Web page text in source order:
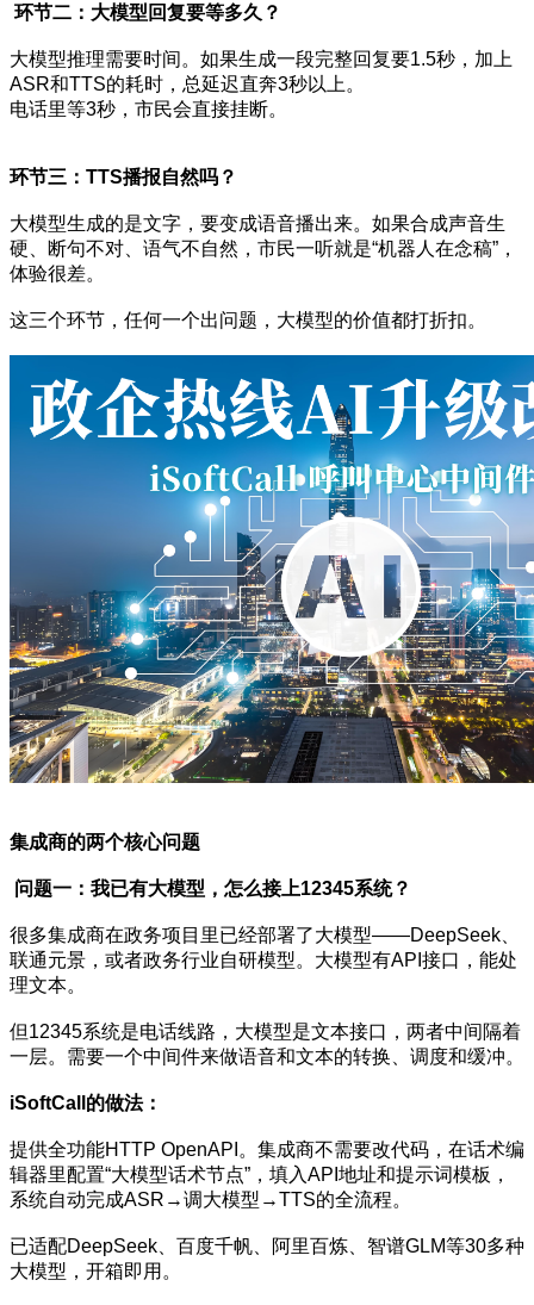
环节二：大模型回复要等多久？
大模型推理需要时间。如果生成一段完整回复要1.5秒，加上
ASR和TTS的耗时，总延迟直奔3秒以上。
电话里等3秒，市民会直接挂断。
环节三：TTS播报自然吗？
大模型生成的是文字，要变成语音播出来。如果合成声音生
硬、断句不对、语气不自然，市民一听就是“机器人在念稿”，
体验很差。
这三个环节，任何一个出问题，大模型的价值都打折扣。
集成商的两个核心问题
问题一：我已有大模型，怎么接上12345系统？
很多集成商在政务项目里已经部署了大模型——DeepSeek、
联通元景，或者政务行业自研模型。大模型有API接口，能处
理文本。
但12345系统是电话线路，大模型是文本接口，两者中间隔着
一层。需要一个中间件来做语音和文本的转换、调度和缓冲。
iSoftCall的做法：
提供全功能HTTP OpenAPI。集成商不需要改代码，在话术编
辑器里配置“大模型话术节点”，填入API地址和提示词模板，
系统自动完成ASR→调大模型→TTS的全流程。
已适配DeepSeek、百度千帆、阿里百炼、智谱GLM等30多种
大模型，开箱即用。